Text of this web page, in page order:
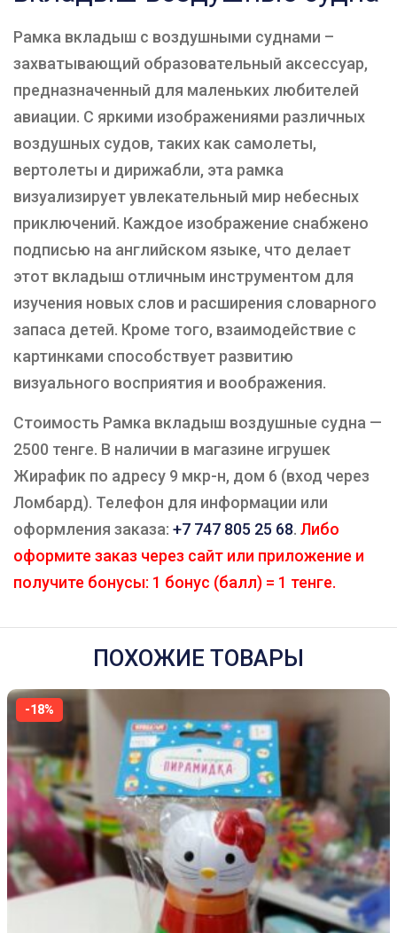
Рамка вкладыш с воздушными суднами –
захватывающий образовательный аксессуар,
предназначенный для маленьких любителей
авиации. С яркими изображениями различных
воздушных судов, таких как самолеты,
вертолеты и дирижабли, эта рамка
визуализирует увлекательный мир небесных
приключений. Каждое изображение снабжено
подписью на английском языке, что делает
этот вкладыш отличным инструментом для
изучения новых слов и расширения словарного
запаса детей. Кроме того, взаимодействие с
картинками способствует развитию
визуального восприятия и воображения.
Стоимость Рамка вкладыш воздушные судна —
2500 тенге. В наличии в магазине игрушек
Жирафик по адресу 9 мкр-н, дом 6 (вход через
Ломбард). Телефон для информации или
оформления заказа: +7 747 805 25 68. Либо
оформите заказ через сайт или приложение и
получите бонусы: 1 бонус (балл) = 1 тенге.
ПОХОЖИЕ ТОВАРЫ
-18%